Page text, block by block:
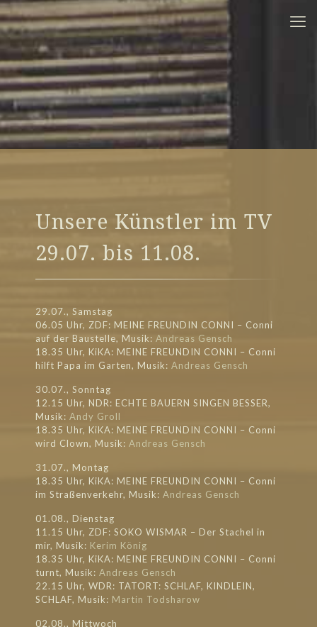
Unsere Künstler im TV
29.07. bis 11.08.
29.07., Samstag
06.05 Uhr, ZDF: MEINE FREUNDIN CONNI – Conni
auf der Baustelle, Musik: Andreas Gensch
18.35 Uhr, KiKA: MEINE FREUNDIN CONNI – Conni
hilft Papa im Garten, Musik: Andreas Gensch
30.07., Sonntag
12.15 Uhr, NDR: ECHTE BAUERN SINGEN BESSER,
Musik: Andy Groll
18.35 Uhr, KiKA: MEINE FREUNDIN CONNI – Conni
wird Clown, Musik: Andreas Gensch
31.07., Montag
18.35 Uhr, KiKA: MEINE FREUNDIN CONNI – Conni
im Straßenverkehr, Musik: Andreas Gensch
01.08., Dienstag
11.15 Uhr, ZDF: SOKO WISMAR – Der Stachel in
mir, Musik: Kerim König
18.35 Uhr, KiKA: MEINE FREUNDIN CONNI – Conni
turnt, Musik: Andreas Gensch
22.15 Uhr, WDR: TATORT: SCHLAF, KINDLEIN,
SCHLAF, Musik: Martin Todsharow
02.08., Mittwoch